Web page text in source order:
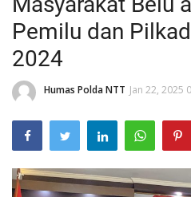
Binkam
Terms & Conditions
Reskrim
Lantas
Polisi Kita
Mitra Polisi
Giat Ops
Pemilu dan
2024
Humas Polda NTT Jan 22, 2025